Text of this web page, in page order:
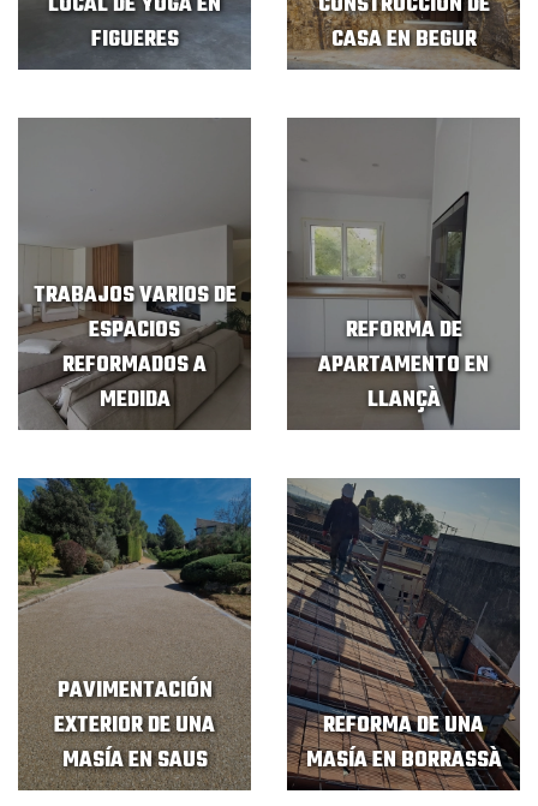
FIGUERES
CASA EN BEGUR
TRABAJOS VARIOS DE
ESPACIOS
REFORMADOS A
MEDIDA
REFORMA DE
APARTAMENTO EN
LLANÇÀ
PAVIMENTACIÓN
EXTERIOR DE UNA
MASÍA EN SAUS
REFORMA DE UNA
MASÍA EN BORRASSÀ